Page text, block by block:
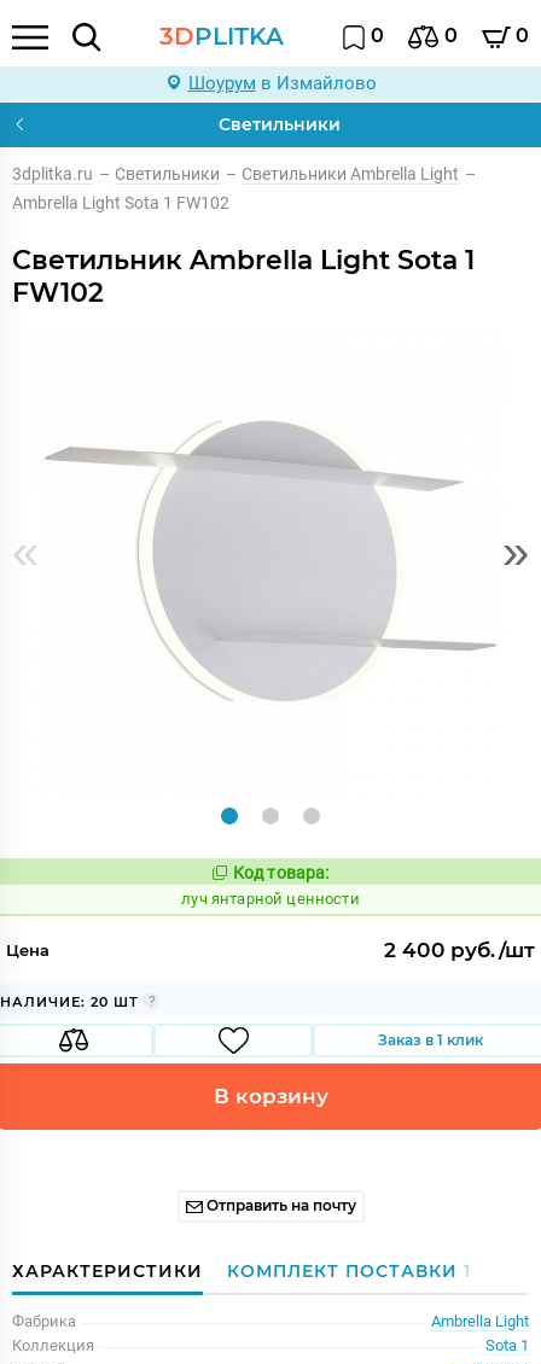
3DPLITKA 0 0 0
Шоурум в Измайлово
Светильники
3dplitka.ru – Светильники – Светильники Ambrella Light –
Ambrella Light Sota 1 FW102
Светильник Ambrella Light Sota 1
FW102
« »
Код:
906117
Код товара:
луч янтарной ценности
Цена 2 400 руб./шт
НАЛИЧИЕ: 20 ШТ
Заказ в 1 клик
В корзину
Отправить на почту
ХАРАКТЕРИСТИКИ КОМПЛЕКТ ПОСТАВКИ 1
Фабрика
Ambrella Light
Коллекция
Sota 1